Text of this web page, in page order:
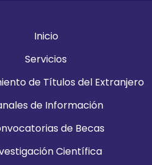
Inicio
Servicios
de Títulos del Extranjero
de Información
de Becas
Científica